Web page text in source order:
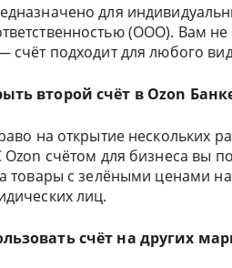
для
(ООО). Вам
счёт подходит для любого
второй счёт в Ozon
на открытие нескольких
Ozon счётом для бизнеса вы
товары с зелёными ценами
лиц.
счёт на других